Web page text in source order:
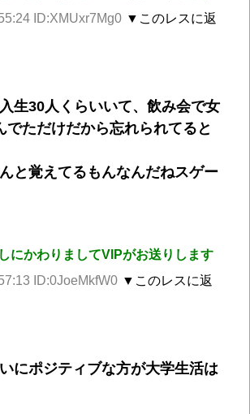
ID:XMUxr7Mg0 ▼このレスに返
生30人くらいいて、飲み会で女
でただけだから忘れられてると
と覚えてるもんなんだねスゲー
にかわりましてVIPがお送りします
ID:0JoeMkfW0 ▼このレスに返
にポジティブな方が大学生活は